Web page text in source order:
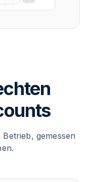
gemessen